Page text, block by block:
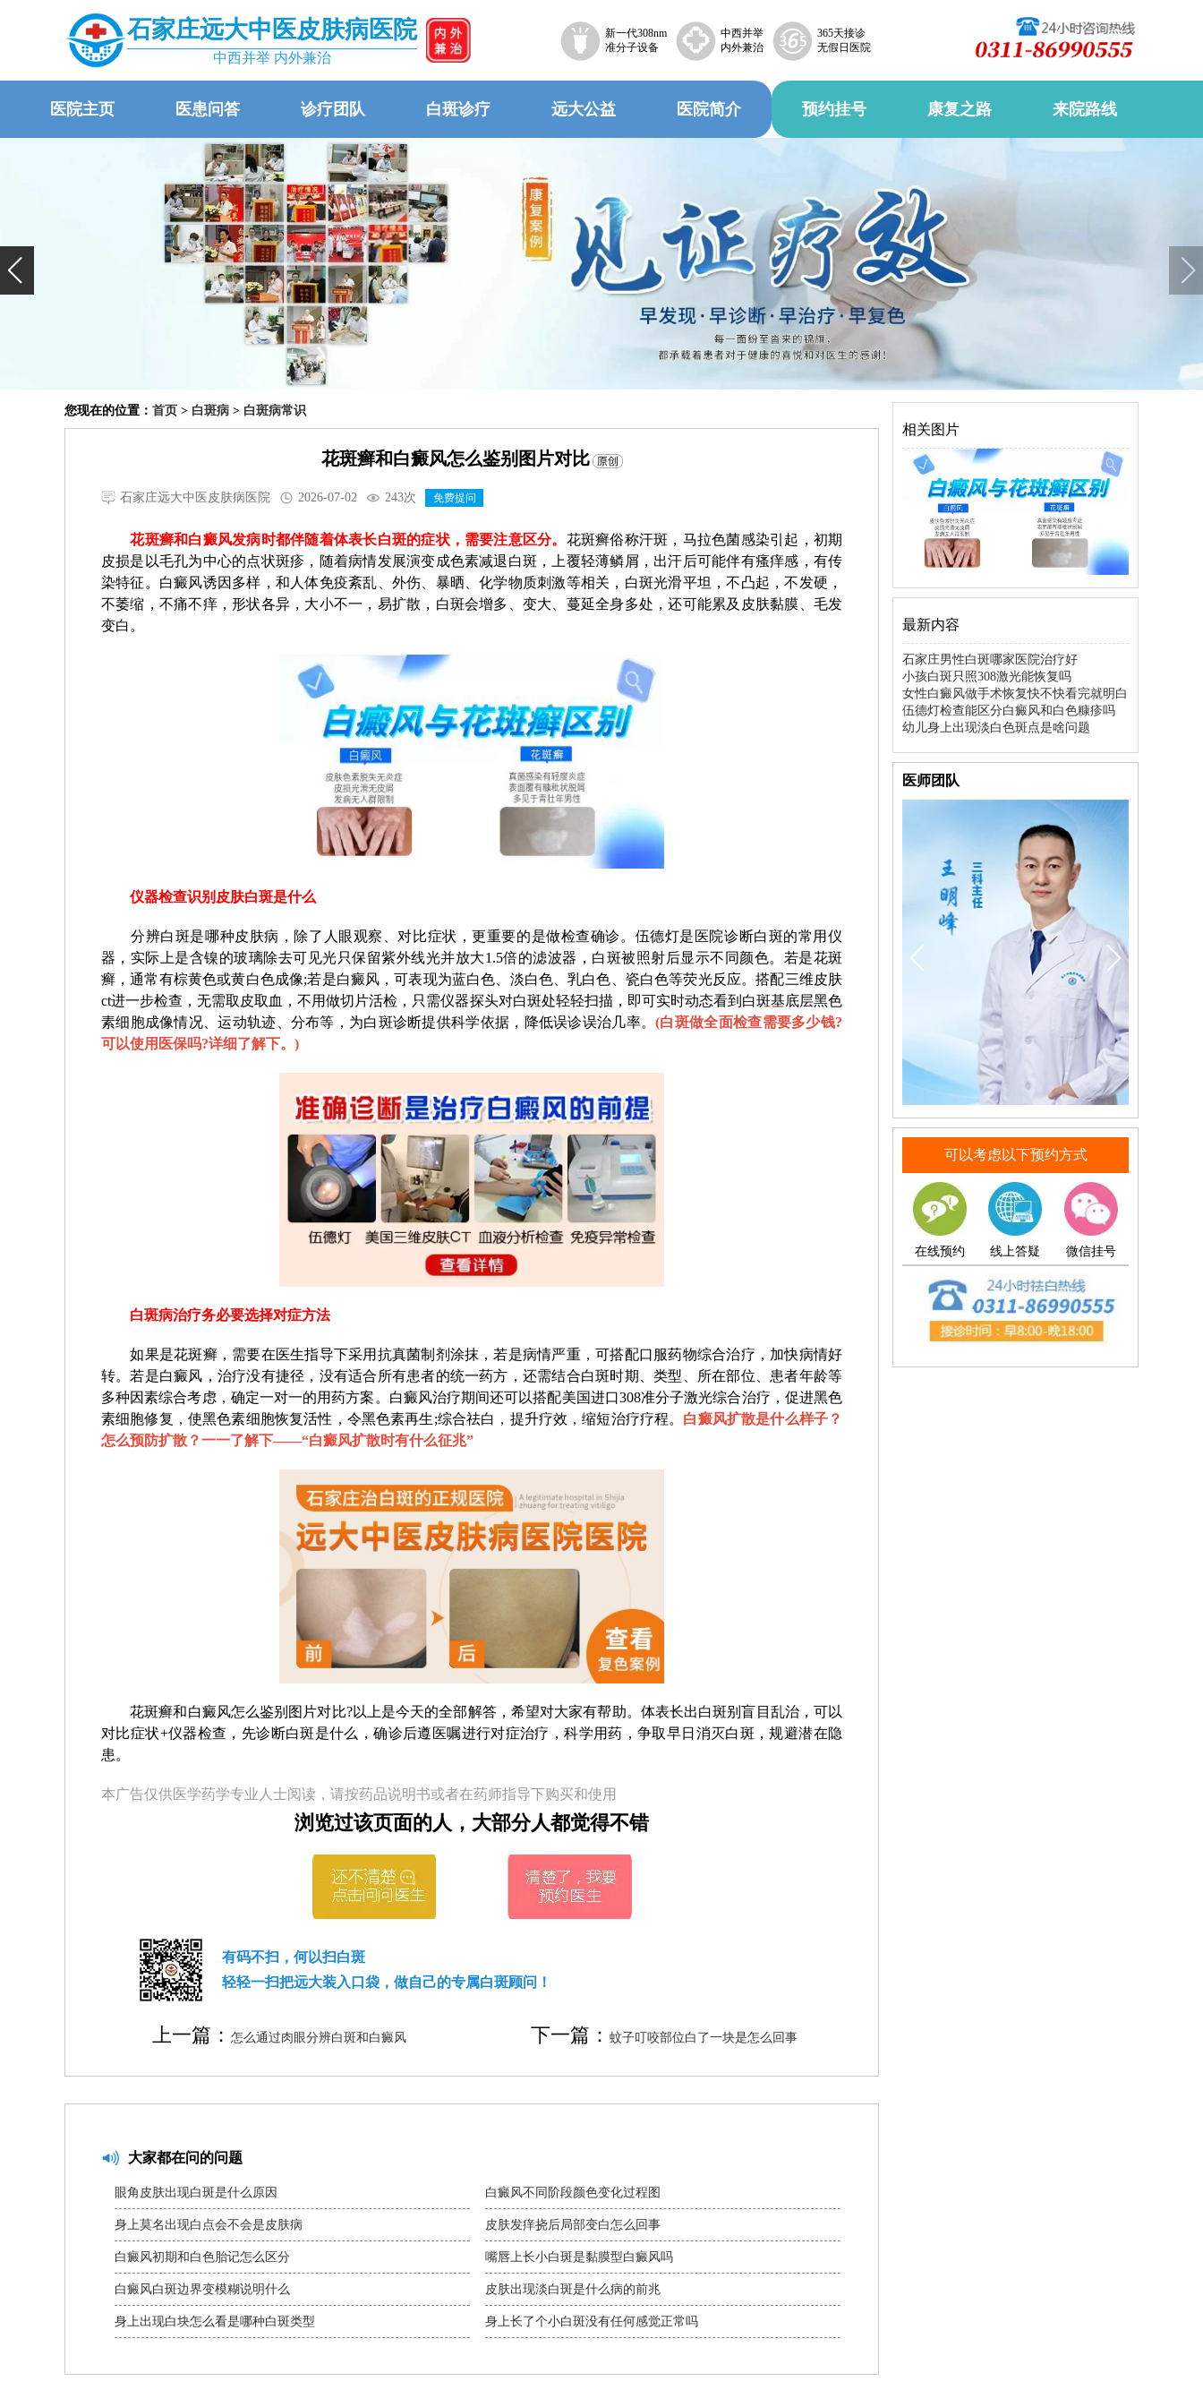
石家庄远大中医皮肤病医院
中西并举 内外兼治
新一代308nm
准分子设备
中西并举
内外兼治
365天接诊
无假日医院
医院主页 医患问答 诊疗团队 白斑诊疗 远大公益 医院简介 预约挂号 康复之路 来院路线
您现在的位置： 首页 > 白斑病 > 白斑病常识
花斑癣和白癜风怎么鉴别图片对比
石家庄远大中医皮肤病医院 2026-07-02 243次 免费提问
花斑癣和白癜风发病时都伴随着体表长白斑的症状，需要注意区分。 花斑癣俗称汗斑，马拉色菌感染引起，初期
皮损是以毛孔为中心的点状斑疹，随着病情发展演变成色素减退白斑，上覆轻薄鳞屑，出汗后可能伴有瘙痒感，有传
染特征。白癜风诱因多样，和人体免疫紊乱、外伤、暴晒、化学物质刺激等相关，白斑光滑平坦，不凸起，不发硬，
不萎缩，不痛不痒，形状各异，大小不一，易扩散，白斑会增多、变大、蔓延全身多处，还可能累及皮肤黏膜、毛发
变白。
仪器检查识别皮肤白斑是什么
分辨白斑是哪种皮肤病，除了人眼观察、对比症状，更重要的是做检查确诊。伍德灯是医院诊断白斑的常用仪
器，实际上是含镍的玻璃除去可见光只保留紫外线光并放大1.5倍的滤波器，白斑被照射后显示不同颜色。若是花斑
癣，通常有棕黄色或黄白色成像;若是白癜风，可表现为蓝白色、淡白色、乳白色、瓷白色等荧光反应。搭配三维皮肤
ct进一步检查，无需取皮取血，不用做切片活检，只需仪器探头对白斑处轻轻扫描，即可实时动态看到白斑基底层黑色
素细胞成像情况、运动轨迹、分布等，为白斑诊断提供科学依据，降低误诊误治几率。(白斑做全面检查需要多少钱?
可以使用医保吗?详细了解下。 )
白斑病治疗务必要选择对症方法
如果是花斑癣，需要在医生指导下采用抗真菌制剂涂抹，若是病情严重，可搭配口服药物综合治疗，加快病情好
转。若是白癜风，治疗没有捷径，没有适合所有患者的统一药方，还需结合白斑时期、类型、所在部位、患者年龄等
多种因素综合考虑，确定一对一的用药方案。白癜风治疗期间还可以搭配美国进口308准分子激光综合治疗，促进黑色
素细胞修复，使黑色素细胞恢复活性，令黑色素再生;综合祛白，提升疗效，缩短治疗疗程。 白癜风扩散是什么样子？
怎么预防扩散？一一了解下——“白癜风扩散时有什么征兆”
花斑癣和白癜风怎么鉴别图片对比?以上是今天的全部解答，希望对大家有帮助。体表长出白斑别盲目乱治，可以
对比症状+仪器检查，先诊断白斑是什么，确诊后遵医嘱进行对症治疗，科学用药，争取早日消灭白斑，规避潜在隐
患。
本广告仅供医学药学专业人士阅读，请按药品说明书或者在药师指导下购买和使用
浏览过该页面的人，大部分人都觉得不错
有码不扫，何以扫白斑
轻轻一扫把远大装入口袋，做自己的专属白斑顾问！
上一篇： 怎么通过肉眼分辨白斑和白癜风 下一篇：蚊子叮咬部位白了一块是怎么回事
大家都在问的问题
眼角皮肤出现白斑是什么原因
身上莫名出现白点会不会是皮肤病
白癜风初期和白色胎记怎么区分
白癜风白斑边界变模糊说明什么
身上出现白块怎么看是哪种白斑类型
白癜风不同阶段颜色变化过程图
皮肤发痒挠后局部变白怎么回事
嘴唇上长小白斑是黏膜型白癜风吗
皮肤出现淡白斑是什么病的前兆
身上长了个小白斑没有任何感觉正常吗
相关图片
最新内容
石家庄男性白斑哪家医院治疗好
小孩白斑只照308激光能恢复吗
女性白癜风做手术恢复快不快看完就明白
伍德灯检查能区分白癜风和白色糠疹吗
幼儿身上出现淡白色斑点是啥问题
医师团队
可以考虑以下预约方式
在线预约 线上答疑 微信挂号